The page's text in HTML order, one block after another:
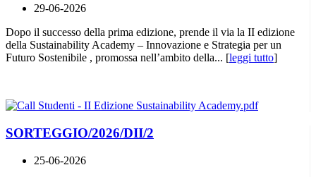
29-06-2026
Dopo il successo della prima edizione, prende il via la II edizione
della Sustainability Academy – Innovazione e Strategia per un
Futuro Sostenibile , promossa nell’ambito della... [leggi tutto]
SORTEGGIO/2026/DII/2
25-06-2026